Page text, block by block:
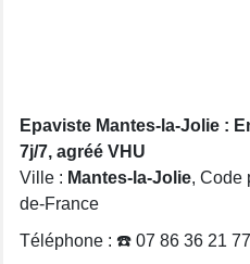
Epaviste Mantes-la-Jolie :
7j/7, agréé VHU
Ville : Mantes-la-Jolie, Code
de-France
Téléphone : ☎️ 07 86 36 21 77